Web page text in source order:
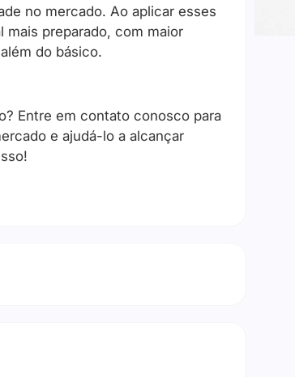
no mercado. Ao aplicar esses
preparado, com maior
do básico.
Entre em contato conosco para
e ajudá-lo a alcançar